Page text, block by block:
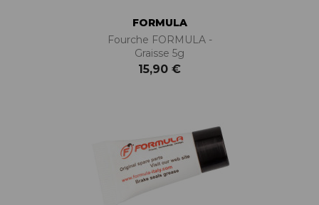
FORMULA
Fourche FORMULA -
Graisse 5g
15,90 €